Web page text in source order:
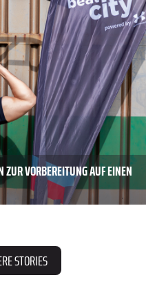
VORBEREITUNG AUF EINEN
STORIES